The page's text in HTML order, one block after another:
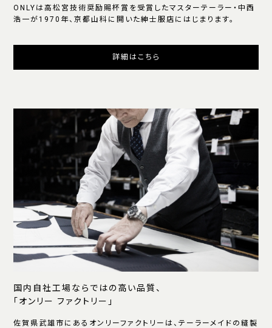
ONLYは高松宮技術奨励賜杯賞を受賞したマスターテーラー・中西
浩一が1970年、京都山科に開いた紳士服店にはじまります。
詳細はこちら
国内自社工場ならではの高い品質、
「オンリー ファクトリー」
佐賀県武雄市にあるオンリーファクトリーは、テーラーメイドの縫製